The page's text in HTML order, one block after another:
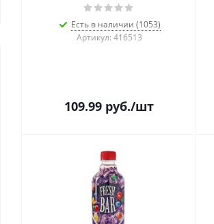
Есть в наличии (1053)
Артикул: 416513
109.99 руб./шт